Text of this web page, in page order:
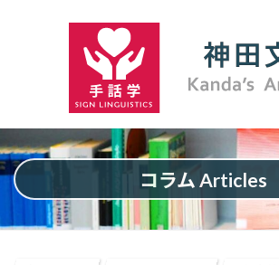
ッ
プ
移
動
コラム Articles